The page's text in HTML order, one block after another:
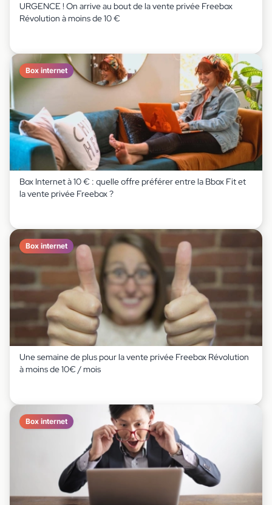
URGENCE ! On arrive au bout de la vente privée Freebox
Révolution à moins de 10 €
Box internet
Box Internet à 10 € : quelle offre préférer entre la Bbox Fit et
la vente privée Freebox ?
Box internet
Une semaine de plus pour la vente privée Freebox Révolution
à moins de 10€ / mois
Box internet